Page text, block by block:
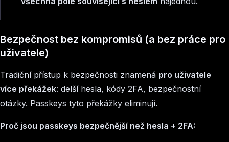
Bezpečnost bez kompromisů (a bez práce pro
uživatele)
Tradiční přístup k bezpečnosti znamená pro uživatele
více překážek: delší hesla, kódy 2FA, bezpečnostní
otázky. Passkeys tyto překážky eliminují.
Proč jsou passkeys bezpečnější než hesla + 2FA: